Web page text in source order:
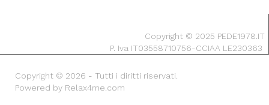
Copyright © 2025 PEDE1978.IT
P. Iva IT03558710756-CCIAA LE230363
Copyright © 2026 - Tutti i diritti riservati.
Powered by Relax4me.com